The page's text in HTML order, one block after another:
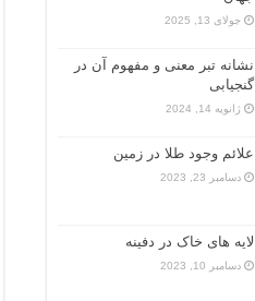
جولای 13, 2025
نشانه تبر معنی و مفهوم آن در
گنجیابی
ژانویه 14, 2024
علائم وجود طلا در زمین
دسامبر 23, 2023
لایه های خاک در دفینه
دسامبر 10, 2023